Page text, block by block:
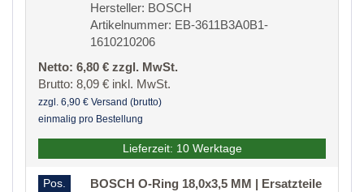
Hersteller: BOSCH
Artikelnummer: EB-3611B3A0B1-
1610210206
Netto: 6,80 € zzgl. MwSt.
Brutto: 8,09 € inkl. MwSt.
zzgl. 6,90 € Versand (brutto)
einmalig pro Bestellung
Lieferzeit: 10 Werktage
Pos.
BOSCH O-Ring 18,0x3,5 MM | Ersatzteile